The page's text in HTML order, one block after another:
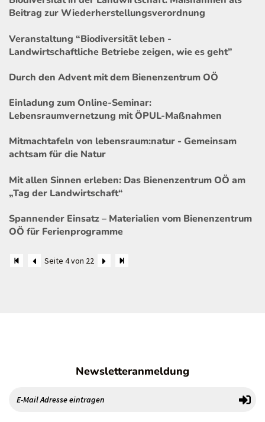
Beitrag zur Wiederherstellungsverordnung
Veranstaltung “Biodiversität leben -
Landwirtschaftliche Betriebe zeigen, wie es geht”
Durch den Advent mit dem Bienenzentrum OÖ
Einladung zum Online-Seminar:
Lebensraumvernetzung mit ÖPUL-Maßnahmen
Mitmachtafeln von lebensraum:natur - Gemeinsam
achtsam für die Natur
Mit allen Sinnen erleben: Das Bienenzentrum OÖ am
„Tag der Landwirtschaft“
Spannender Einsatz – Materialien vom Bienenzentrum
OÖ für Ferienprogramme
Seite 4 von 22
Newsletteranmeldung